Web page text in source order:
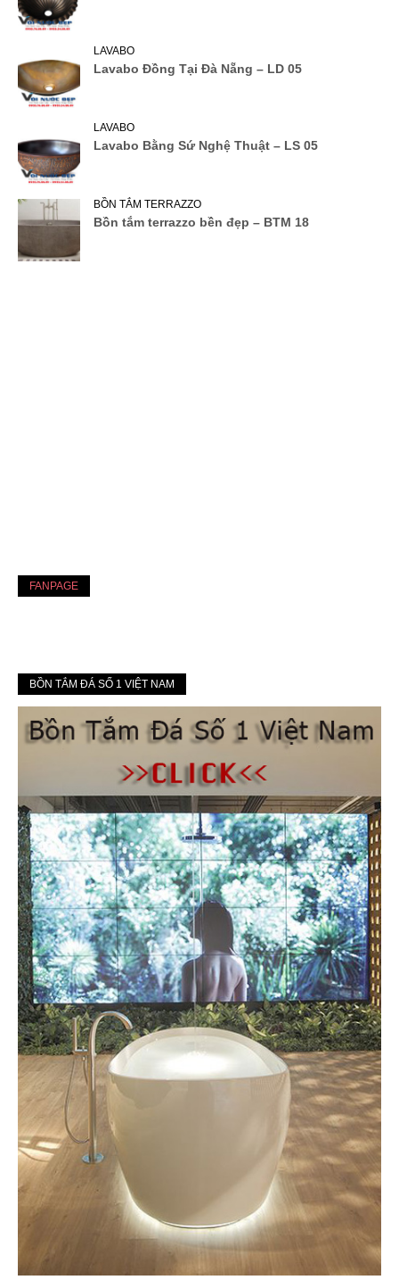
LAVABO
Lavabo Đồng Tại Đà Nẵng – LD 05
LAVABO
Lavabo Bằng Sứ Nghệ Thuật – LS 05
BỒN TẮM TERRAZZO
Bồn tắm terrazzo bền đẹp – BTM 18
FANPAGE
BỒN TẮM ĐÁ SỐ 1 VIỆT NAM